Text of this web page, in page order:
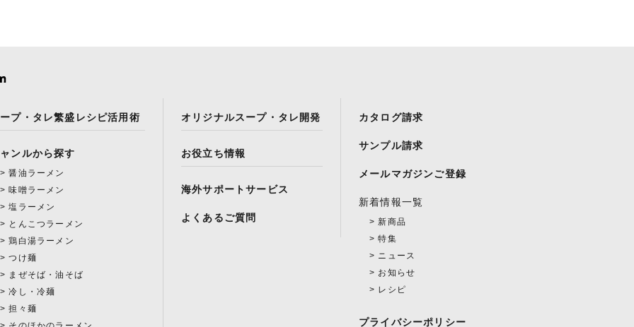
プ・タレ繁盛レシピ活用術
ンルから探す
醤油ラーメン
味噌ラーメン
塩ラーメン
とんこつラーメン
鶏白湯ラーメン
つけ麺
まぜそば・油そば
冷し・冷麺
担々麺
オリジナルスープ・タレ開発
お役立ち情報
海外サポートサービス
よくあるご質問
カタログ請求
サンプル請求
メールマガジンご登録
新着情報一覧
新商品
特集
ニュース
お知らせ
レシピ
プライバシーポリシー